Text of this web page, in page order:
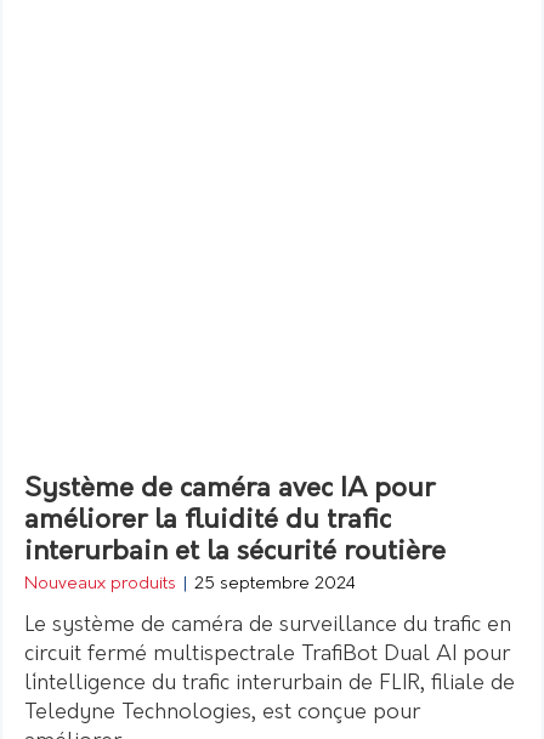
Système de caméra avec IA pour
améliorer la fluidité du trafic
interurbain et la sécurité routière
Nouveaux produits 25 septembre 2024
Le système de caméra de surveillance du trafic en
circuit fermé multispectrale TrafiBot Dual AI pour
l´intelligence du trafic interurbain de FLIR, filiale de
Teledyne Technologies, est conçue pour